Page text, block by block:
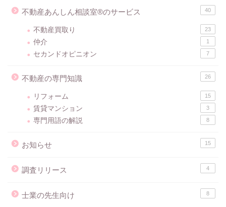
不動産あんしん相談室®のサービス 40
不動産買取り 23
仲介 1
セカンドオピニオン 7
不動産の専門知識 26
リフォーム 15
賃貸マンション 3
専門用語の解説 8
お知らせ 15
調査リリース 4
士業の先生向け 8